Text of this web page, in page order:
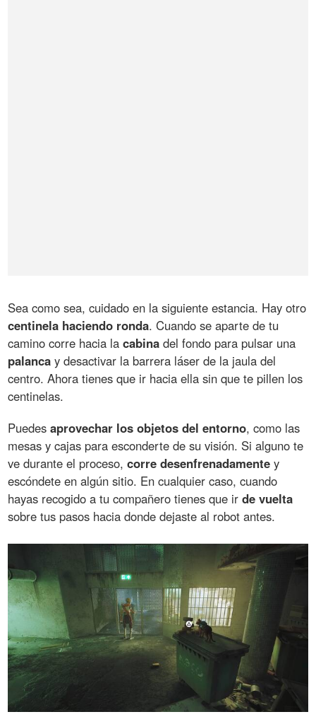
Sea como sea, cuidado en la siguiente estancia. Hay otro
centinela haciendo ronda. Cuando se aparte de tu
camino corre hacia lacabina del fondo para pulsar una
palanca y desactivar la barrera láser de la jaula del
centro. Ahora tienes que ir hacia ella sin que te pillen los
centinelas.
Puedesaprovechar los objetos del entorno, como las
mesas y cajas para esconderte de su visión. Si alguno te
ve durante el proceso,corre desenfrenadamente y
escóndete en algún sitio. En cualquier caso, cuando
hayas recogido a tu compañero tienes que irde vuelta
sobre tus pasos hacia donde dejaste al robot antes.